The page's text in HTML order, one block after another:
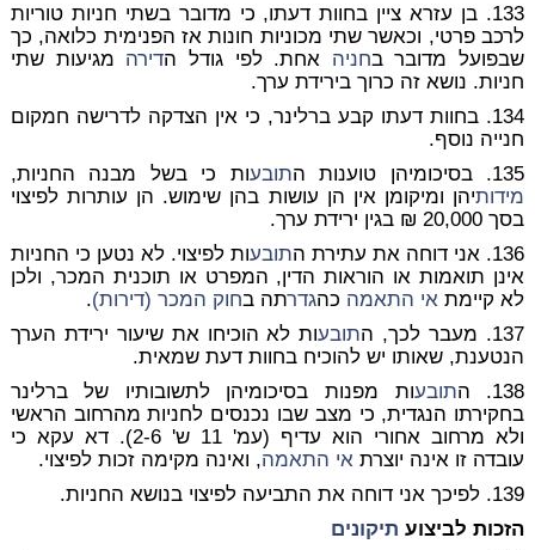
133. בן עזרא ציין בחוות דעתו, כי מדובר בשתי חניות טוריות
לרכב פרטי, וכאשר שתי מכוניות חונות אז הפנימית כלואה, כך
שבפועל מדובר בחניה אחת. לפי גודל הדירה מגיעות שתי
חניות. נושא זה כרוך בירידת ערך.
134. בחוות דעתו קבע ברלינר, כי אין הצדקה לדרישה חמקום
חנייה נוסף.
135. בסיכומיהן טוענות ה
תובעות כי בשל מבנה החניות,
מידותיהן ומיקומן אין הן עושות בהן שימוש. הן עותרות לפיצוי
בסך 20,000 ₪ בגין ירידת ערך.
136. אני דוחה את עתירת ה
תובעות לפיצוי. לא נטען כי החניות
אינן תואמות או הוראות הדין, המפרט או תוכנית המכר, ולכן
לא קיימת אי התאמה כהגדרתה בחוק המכר (דירות).
137. מעבר לכך, ה
תובעות לא הוכיחו את שיעור ירידת הערך
הנטענת, שאותו יש להוכיח בחוות דעת שמאית.
138. ה
תובעות מפנות בסיכומיהן לתשובותיו של ברלינר
בחקירתו הנגדית, כי מצב שבו נכנסים לחניות מהרחוב הראשי
ולא מרחוב אחורי הוא עדיף (עמ' 11 ש' 2-6). דא עקא כי
עובדה זו אינה יוצרת אי התאמה, ואינה מקימה זכות לפיצוי.
139. לפיכך אני דוחה את התביעה לפיצוי בנושא החניות.
הזכות לביצוע תיקונים